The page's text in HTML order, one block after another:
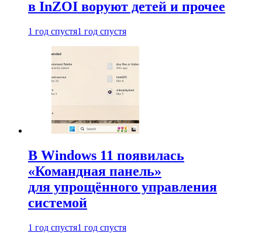
в InZOI воруют детей и прочее
1 год спустя1 год спустя
В Windows 11 появилась
«Командная панель»
для упрощённого управления
системой
1 год спустя1 год спустя